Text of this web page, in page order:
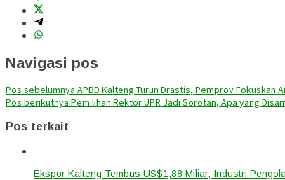
Navigasi pos
Pos sebelumnya APBD Kalteng Turun Drastis, Pemprov Fokuskan
Pos berikutnya Pemilihan Rektor UPR Jadi Sorotan, Apa yang
Pos terkait
Ekspor Kalteng Tembus US$1,88 Miliar, Industri